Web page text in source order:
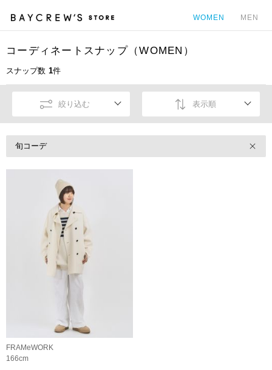
WOMEN MEN
コーディネートスナップ（WOMEN）
スナップ数 1件
絞り込む 表示順
旬コーデ
FRAMeWORK
166cm